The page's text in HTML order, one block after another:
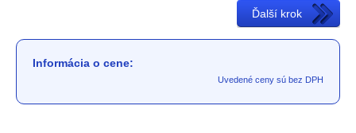
Informácia o cene:
Uvedené ceny sú bez DPH